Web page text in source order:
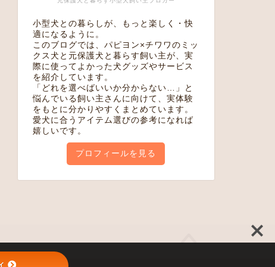
小型犬との暮らしが、もっと楽しく・快
適になるように。
このブログでは、パピヨン×チワワのミッ
クス犬と元保護犬と暮らす飼い主が、実
際に使ってよかった犬グッズやサービス
を紹介しています。
「どれを選べばいいか分からない…」と
悩んでいる飼い主さんに向けて、実体験
をもとに分かりやすくまとめています。
愛犬に合うアイテム選びの参考になれば
嬉しいです。
プロフィールを見る